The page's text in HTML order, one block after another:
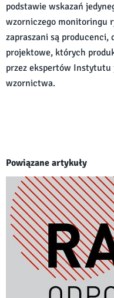
podstawie wskazań
wzorniczego monitoringu
zapraszani są producenci,
projektowe, których
przez ekspertów Instytutu
wzornictwa.
Powiązane artykuły